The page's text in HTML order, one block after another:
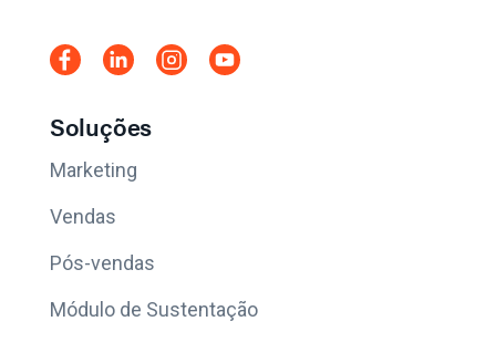
Soluções
Marketing
Vendas
Pós-vendas
Módulo de Sustentação